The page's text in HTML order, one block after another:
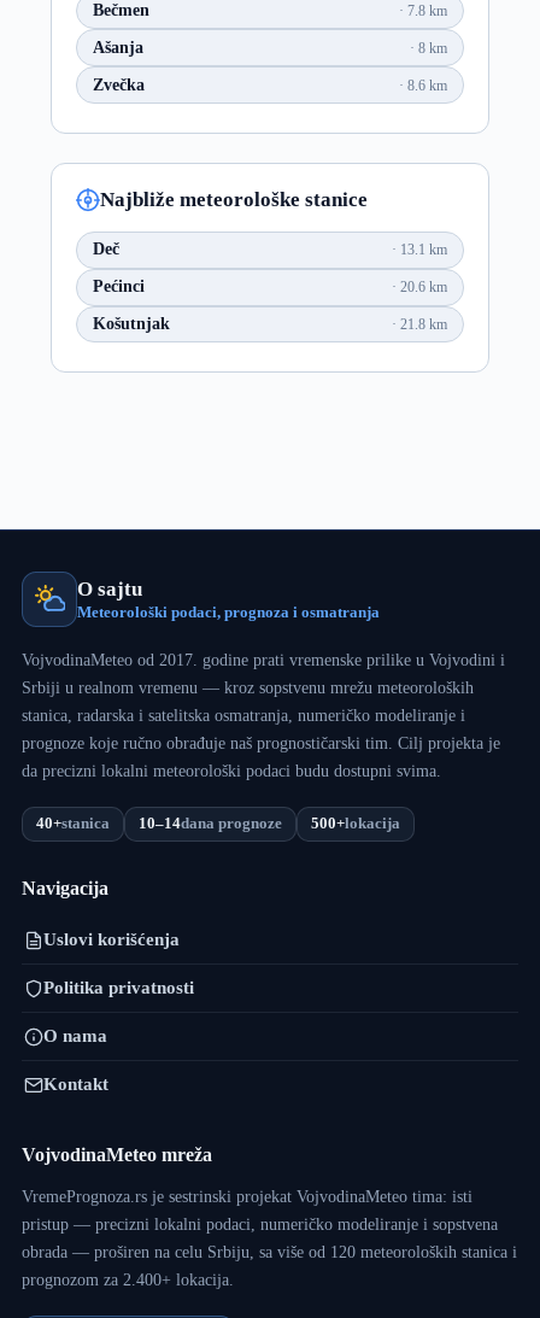
Bečmen 7.8 km
Ašanja 8 km
Zvečka 8.6 km
Najbliže meteorološke stanice
Deč 13.1 km
Pećinci 20.6 km
Košutnjak 21.8 km
O sajtu
Meteorološki podaci, prognoza i osmatranja
VojvodinaMeteo od 2017. godine prati vremenske prilike u Vojvodini i
Srbiji u realnom vremenu — kroz sopstvenu mrežu meteoroloških
stanica, radarska i satelitska osmatranja, numeričko modeliranje i
prognoze koje ručno obrađuje naš prognostičarski tim. Cilj projekta je
da precizni lokalni meteorološki podaci budu dostupni svima.
40+stanica 10–14dana prognoze 500+lokacija
Navigacija
Uslovi korišćenja
Politika privatnosti
O nama
Kontakt
VojvodinaMeteo mreža
VremePrognoza.rs je sestrinski projekat VojvodinaMeteo tima: isti
pristup — precizni lokalni podaci, numeričko modeliranje i sopstvena
obrada — proširen na celu Srbiju, sa više od 120 meteoroloških stanica i
prognozom za 2.400+ lokacija.